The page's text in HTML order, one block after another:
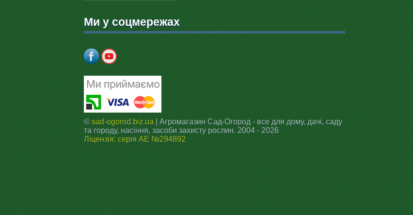
Ми у соцмережах
© sad-ogorod.biz.ua | Агромагазин Сад-Огород - все для дому, дачі, саду
та городу, насіння, засоби захисту рослин. 2004 - 2026
Ліцензія: серія АЕ №294892